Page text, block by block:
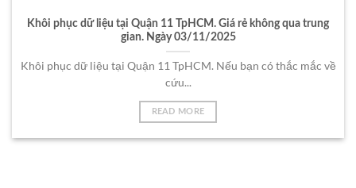
Khôi phục dữ liệu tại Quận 11 TpHCM. Giá rẻ không qua trung
gian. Ngày 03/11/2025
Khôi phục dữ liệu tại Quận 11 TpHCM. Nếu bạn có thắc mắc về
cứu...
READ MORE